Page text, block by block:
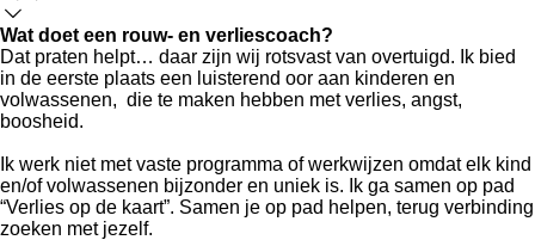
Wat doet een rouw- en verliescoach?
Dat praten helpt… daar zijn wij rotsvast van overtuigd.
Ik bied
in de eerste plaats een luisterend oor aan kinderen en
volwassenen, die te maken hebben met verlies, angst,
boosheid.
Ik werk niet met vaste programma of werkwijzen omdat elk kind
en/of volwassenen bijzonder en uniek is. Ik ga samen op pad
“Verlies op de kaart”. Samen je op pad helpen, terug verbinding
zoeken met jezelf.